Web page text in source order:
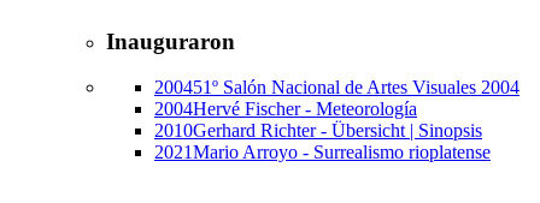
Inauguraron
200451º Salón Nacional de Artes Visuales 2004
2004Hervé Fischer - Meteorología
2010Gerhard Richter - Übersicht | Sinopsis
2021Mario Arroyo - Surrealismo rioplatense